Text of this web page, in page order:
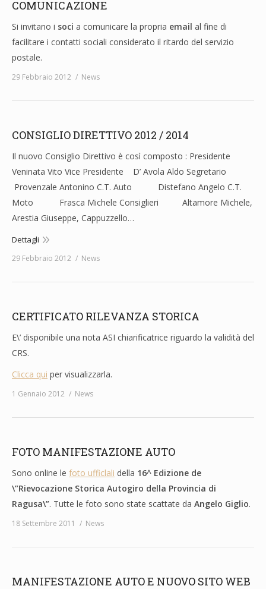
COMUNICAZIONE
Si invitano i soci a comunicare la propria email al fine di
facilitare i contatti sociali considerato il ritardo del servizio
postale.
29 Febbraio 2012 News
CONSIGLIO DIRETTIVO 2012 / 2014
Il nuovo Consiglio Direttivo è così composto : Presidente
Veninata Vito Vice Presidente D’ Avola Aldo Segretario
Provenzale Antonino C.T. Auto Distefano Angelo C.T.
Moto Frasca Michele Consiglieri Altamore Michele,
Arestia Giuseppe, Cappuzzello…
Dettagli
29 Febbraio 2012 News
CERTIFICATO RILEVANZA STORICA
E\’ disponibile una nota ASI chiarificatrice riguardo la validità del
CRS.
Clicca qui per visualizzarla.
1 Gennaio 2012 News
FOTO MANIFESTAZIONE AUTO
Sono online le foto ufficlali della 16^ Edizione de
\”Rievocazione Storica Autogiro della Provincia di
Ragusa\”. Tutte le foto sono state scattate da Angelo Giglio.
18 Settembre 2011 News
MANIFESTAZIONE AUTO E NUOVO SITO WEB